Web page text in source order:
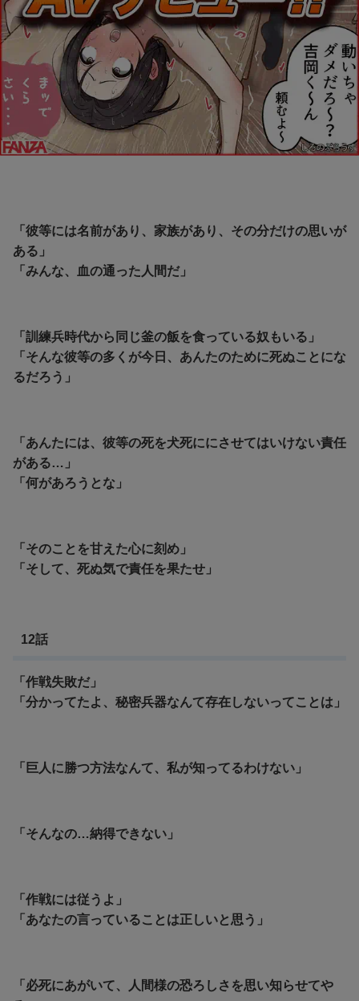
「彼等には名前があり、家族があり、その分だけの思いが
ある」
「みんな、血の通った人間だ」
「訓練兵時代から同じ釜の飯を食っている奴もいる」
「そんな彼等の多くが今日、あんたのために死ぬことにな
るだろう」
「あんたには、彼等の死を犬死ににさせてはいけない責任
がある…」
「何があろうとな」
「そのことを甘えた心に刻め」
「そして、死ぬ気で責任を果たせ」
12話
「作戦失敗だ」
「分かってたよ、秘密兵器なんて存在しないってことは」
「巨人に勝つ方法なんて、私が知ってるわけない」
「そんなの…納得できない」
「作戦には従うよ」
「あなたの言っていることは正しいと思う」
「必死にあがいて、人間様の恐ろしさを思い知らせてや